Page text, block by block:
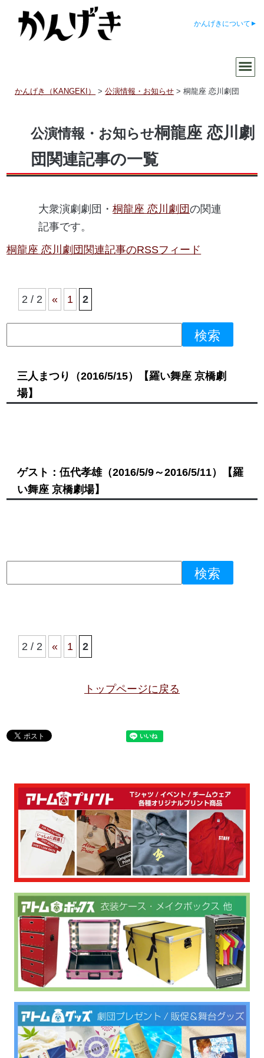
かんげきについて
かんげき（KANGEKI） >公演情報・お知らせ >桐龍座 恋川劇団
公演情報・お知らせ桐龍座 恋川劇
団関連記事の一覧
大衆演劇劇団・桐龍座 恋川劇団の関連
記事です。
桐龍座 恋川劇団関連記事のRSSフィード
2 / 2 « 1 2
三人まつり （2016/5/15）
【羅い舞座 京橋劇
場】
ゲスト：伍代孝雄（2016/5/9～2016/5/11）
【羅
い舞座 京橋劇場】
2 / 2 « 1 2
トップページに戻る